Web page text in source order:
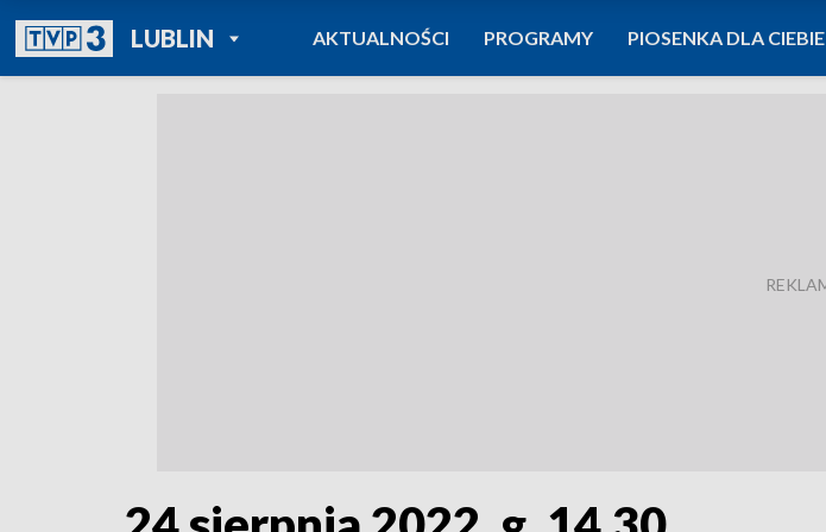
LUBLINPOWRÓT DO
TVP REGIONY
AKTUALNOŚCI PROGRAMY PIOSENKA DLA CIEBIE